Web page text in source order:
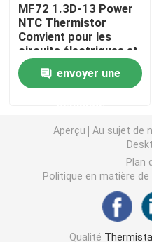
Thermistors NTC
Thermistance de SMD
Capteur de température
Varistance CMS
MF72 1.3D-13 Power
NTC Thermistor
Convient pour les
circuits électriques et
les appareils
électroménagers
Suppression du
envoyer une
Aperçu Au sujet de
Plan
Politique en matière
Qualité